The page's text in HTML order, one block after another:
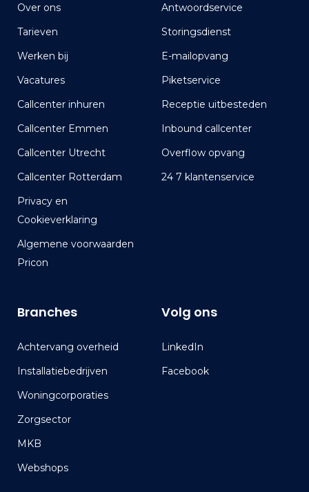
Over ons
Tarieven
Werken bij
Vacatures
Callcenter inhuren
Callcenter Emmen
Callcenter Utrecht
Callcenter Rotterdam
Privacy en
Cookieverklaring
Algemene voorwaarden
Pricon
Antwoordservice
Storingsdienst
E-mailopvang
Piketservice
Receptie uitbesteden
Inbound callcenter
Overflow opvang
24 7 klantenservice
Branches
Achtervang overheid
Installatiebedrijven
Woningcorporaties
Zorgsector
MKB
Webshops
Volg ons
LinkedIn
Facebook